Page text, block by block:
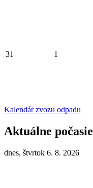
31 1
Kalendár zvozu odpadu
Aktuálne počasie
dnes, štvrtok 6. 8. 2026